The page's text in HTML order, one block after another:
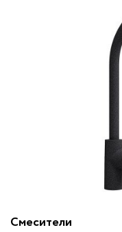
Смесители